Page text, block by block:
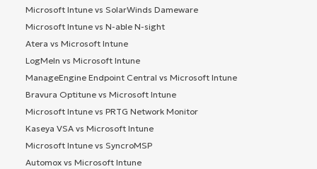
Microsoft Intune vs SolarWinds Dameware
Microsoft Intune vs N-able N-sight
Atera vs Microsoft Intune
LogMeIn vs Microsoft Intune
ManageEngine Endpoint Central vs Microsoft Intune
Bravura Optitune vs Microsoft Intune
Microsoft Intune vs PRTG Network Monitor
Kaseya VSA vs Microsoft Intune
Microsoft Intune vs SyncroMSP
Automox vs Microsoft Intune